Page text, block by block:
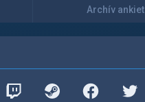
Archív ankiet